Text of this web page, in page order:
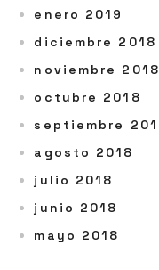
enero 2019
diciembre 2018
noviembre 2018
octubre 2018
septiembre
agosto 2018
julio 2018
junio 2018
mayo 2018